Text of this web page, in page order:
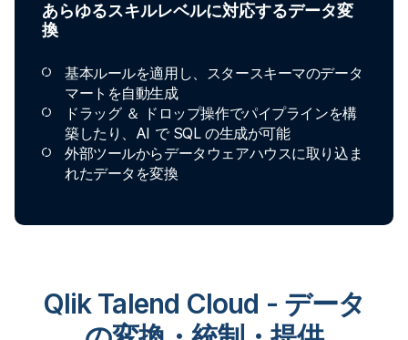
あらゆるスキルレベルに対応するデータ変
換
基本ルールを適用し、スタースキーマのデータ
マートを自動生成
ドラッグ ＆ ドロップ操作でパイプラインを構
築したり、AI で SQL の生成が可能
外部ツールからデータウェアハウスに取り込ま
れたデータを変換
Qlik Talend Cloud - データ